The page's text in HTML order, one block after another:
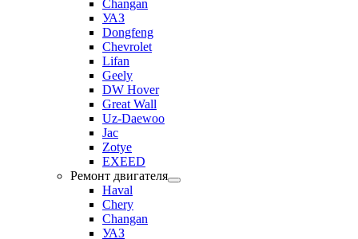
Changan
УАЗ
Dongfeng
Chevrolet
Lifan
Geely
DW Hover
Great Wall
Uz-Daewoo
Jac
Zotye
EXEED
Ремонт двигателя
Haval
Chery
Changan
УАЗ